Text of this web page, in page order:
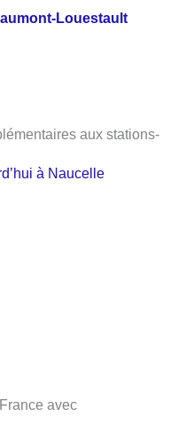
Louestault
aux stations-
à Naucelle
avec